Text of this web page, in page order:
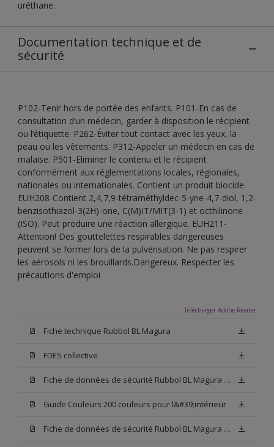
uréthane.
Documentation technique et de
sécurité
P102-Tenir hors de portée des enfants. P101-En cas de
consultation d’un médecin, garder à disposition le récipient
ou l’étiquette. P262-Éviter tout contact avec les yeux, la
peau ou les vêtements. P312-Appeler un médecin en cas de
malaise. P501-Eliminer le contenu et le récipient
conformément aux réglementations locales, régionales,
nationales ou internationales. Contient un produit biocide.
EUH208-Contient 2,4,7,9-tétraméthyldec-5-yne-4,7-diol, 1,2-
benzisothiazol-3(2H)-one, C(M)IT/MIT(3-1) et octhilinone
(ISO). Peut produire une réaction allergique. EUH211-
Attention! Des gouttelettes respirables dangereuses
peuvent se former lors de la pulvérisation. Ne pas respirer
les aérosols ni les brouillards.Dangereux. Respecter les
précautions d'emploi
Télécharger Adobe Reader
Fiche technique Rubbol BL Magura
FDES collective
Fiche de données de sécurité Rubbol BL Magura Blanc
Guide Couleurs 200 couleurs pour l&#39;intérieur
Fiche de données de sécurité Rubbol BL Magura Base N00